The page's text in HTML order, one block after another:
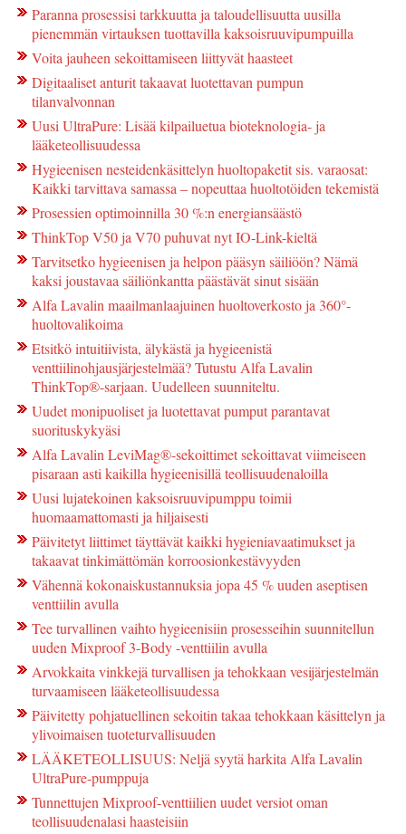
Paranna prosessisi tarkkuutta ja taloudellisuutta uusilla
pienemmän virtauksen tuottavilla kaksoisruuvipumpuilla
Voita jauheen sekoittamiseen liittyvät haasteet
Digitaaliset anturit takaavat luotettavan pumpun
tilanvalvonnan
Uusi UltraPure: Lisää kilpailuetua bioteknologia- ja
lääketeollisuudessa
Hygieenisen nesteidenkäsittelyn huoltopaketit sis. varaosat:
Kaikki tarvittava samassa – nopeuttaa huoltotöiden tekemistä
Prosessien optimoinnilla 30 %:n energiansäästö
ThinkTop V50 ja V70 puhuvat nyt IO-Link-kieltä
Tarvitsetko hygieenisen ja helpon pääsyn säiliöön? Nämä
kaksi joustavaa säiliönkantta päästävät sinut sisään
Alfa Lavalin maailmanlaajuinen huoltoverkosto ja 360°-
huoltovalikoima
Etsitkö intuitiivista, älykästä ja hygieenistä
venttiilinohjausjärjestelmää? Tutustu Alfa Lavalin
ThinkTop®-sarjaan. Uudelleen suunniteltu.
Uudet monipuoliset ja luotettavat pumput parantavat
suorituskykyäsi
Alfa Lavalin LeviMag®-sekoittimet sekoittavat viimeiseen
pisaraan asti kaikilla hygieenisillä teollisuudenaloilla
Uusi lujatekoinen kaksoisruuvipumppu toimii
huomaamattomasti ja hiljaisesti
Päivitetyt liittimet täyttävät kaikki hygieniavaatimukset ja
takaavat tinkimättömän korroosionkestävyyden
Vähennä kokonaiskustannuksia jopa 45 % uuden aseptisen
venttiilin avulla
Tee turvallinen vaihto hygieenisiin prosesseihin suunnitellun
uuden Mixproof 3-Body -venttiilin avulla
Arvokkaita vinkkejä turvallisen ja tehokkaan vesijärjestelmän
turvaamiseen lääketeollisuudessa
Päivitetty pohjatuellinen sekoitin takaa tehokkaan käsittelyn ja
ylivoimaisen tuoteturvallisuuden
LÄÄKETEOLLISUUS: Neljä syytä harkita Alfa Lavalin
UltraPure-pumppuja
Tunnettujen Mixproof-venttiilien uudet versiot oman
teollisuudenalasi haasteisiin